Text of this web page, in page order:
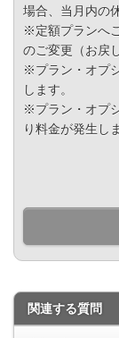
場合、当月内の
※定額プランへ
のご変更（お戻
※プラン・オプ
します。
※プラン・オプ
り料金が発生し
関連する質問